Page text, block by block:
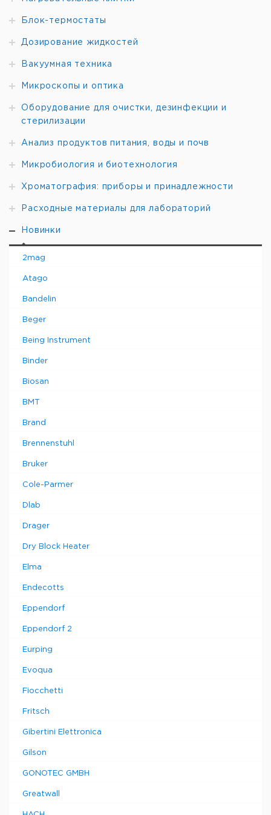
Блок-термостаты
Дозирование жидкостей
Вакуумная техника
Микроскопы и оптика
Оборудование для очистки, дезинфекции и
стерилизации
Анализ продуктов питания, воды и почв
Микробиология и биотехнология
Хроматография: приборы и принадлежности
Расходные материалы для лабораторий
Новинки
2mag
Atago
Bandelin
Beger
Being Instrument
Binder
Biosan
BMT
Brand
Brennenstuhl
Bruker
Cole-Parmer
Dlab
Drager
Dry Block Heater
Elma
Endecotts
Eppendorf
Eppendorf 2
Eurping
Evoqua
Fiocchetti
Fritsch
Gibertini Elettronica
Gilson
GONOTEC GMBH
Greatwall